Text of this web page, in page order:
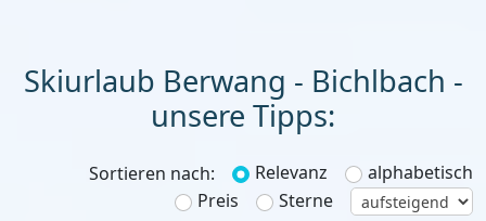
Skiurlaub Berwang - Bichlbach -
unsere Tipps:
Sortieren nach: Relevanz
alphabetisch
Preis
Sterne